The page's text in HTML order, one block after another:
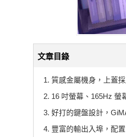
文章目錄
1. 質感金屬機身，上蓋
2. 16 吋螢幕、165Hz 螢
3. 好打的鍵盤設計，
4. 豐富的輸出入埠，配